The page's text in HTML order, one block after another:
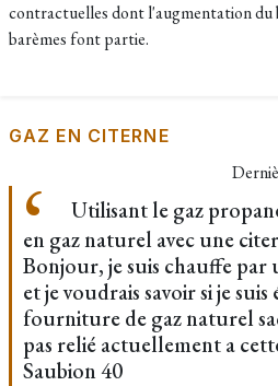
contractuelles dont l'augmentation du
barèmes font partie.
GAZ EN CITERNE
Utilisant le gaz
en gaz naturel avec une
Bonjour, je suis chauffe
et je voudrais savoir si je
fourniture de gaz naturel
pas relié actuellement a
Saubion 40